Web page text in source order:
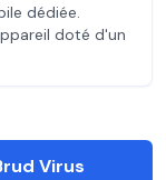
dédiée.
doté d'un
Virus